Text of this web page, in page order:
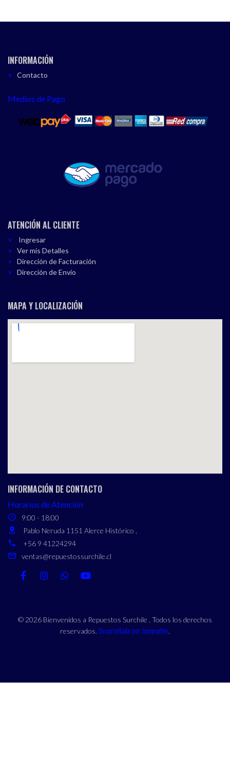
INFORMACIÓN
Contacto
Medios de Pago
ATENCIÓN AL CLIENTE
Ingresar
Ver mis Detalles
Dirección de Facturación
Dirección de Envío
MAPA Y LOCALIZACIÓN
INFORMACIÓN DE CONTACTO
Horarios de Atención
9:00 - 18:00
Pablo Neruda 1151 Alerce Histórico ,
+56 9 41224294
ventas@repuestossurchile.cl
© 2026 Bienvenidos a Repuestos Surchile . Todos los derechos
reservados. Desarrollado por Jumpseller.